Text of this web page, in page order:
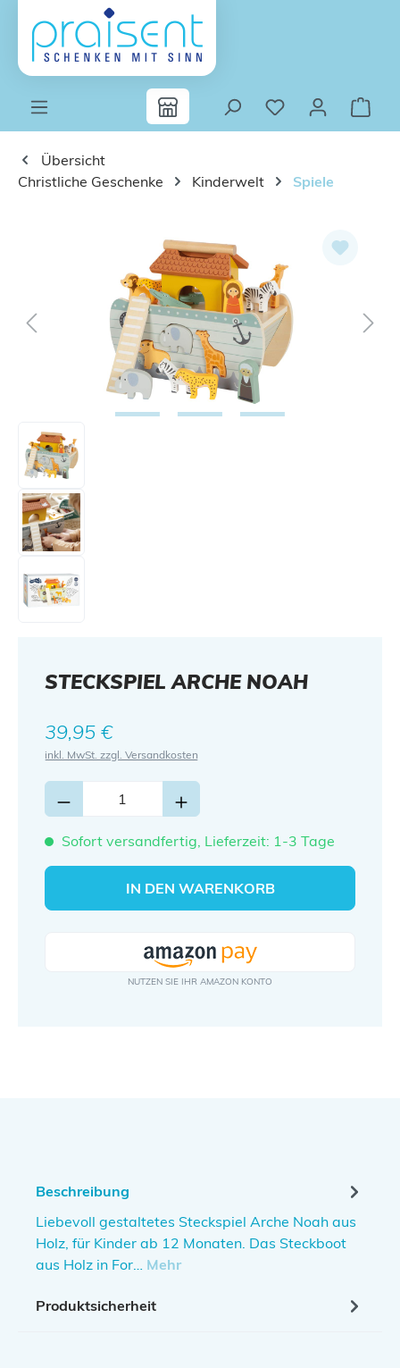
Zum Hauptinhalt springen
Übersicht
Christliche Geschenke
Kinderwelt Spiele
STECKSPIEL ARCHE NOAH
Regulärer Preis:
39,95 €
inkl. MwSt. zzgl. Versandkosten
Sofort versandfertig, Lieferzeit: 1-3 Tage
IN DEN WARENKORB
Beschreibung
Liebevoll gestaltetes Steckspiel Arche Noah aus
Holz, für Kinder ab 12 Monaten. Das Steckboot
aus Holz in For… Mehr
Produktsicherheit